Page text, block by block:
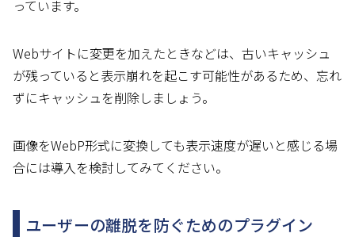
っています。
Webサイトに変更を加えたときなどは、古いキャッシュ
が残っていると表示崩れを起こす可能性があるため、忘れ
ずにキャッシュを削除しましょう。
画像をWebP形式に変換しても表示速度が遅いと感じる場
合には導入を検討してみてください。
ユーザーの離脱を防ぐためのプラグイン